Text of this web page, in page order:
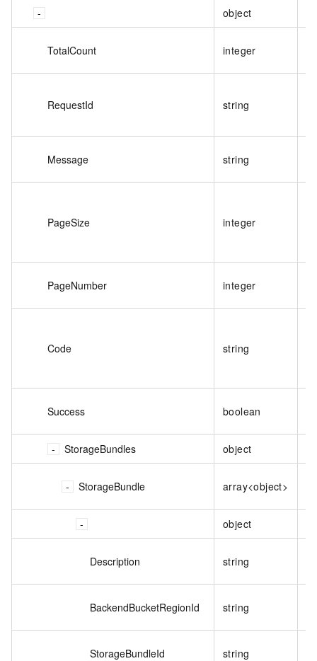
object
TotalCount integer
RequestId string
Message string
PageSize integer
PageNumber integer
Code string
Success boolean
StorageBundles object
StorageBundle array<object>
object
Description string
BackendBucketRegionId string
StorageBundleId string